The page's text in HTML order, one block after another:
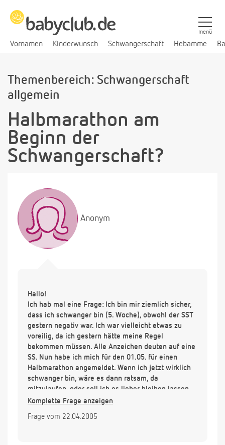
Vornamen Kinderwunsch Schwangerschaft Hebamme
menü
Themenbereich: Schwangerschaft
allgemein
Halbmarathon am
Beginn der
Schwangerschaft?
Anonym
Hallo!
Ich hab mal eine Frage: Ich bin mir ziemlich sicher,
dass ich schwanger bin (5. Woche), obwohl der SST
gestern negativ war. Ich war vielleicht etwas zu
voreilig, da ich gestern hätte meine Regel
bekommen müssen. Alle Anzeichen deuten auf eine
SS. Nun habe ich mich für den 01.05. für einen
Halbmarathon angemeldet. Wenn ich jetzt wirklich
schwanger bin, wäre es dann ratsam, da
mitzulaufen, oder soll ich es lieber bleiben lassen
(das Tempo ist ja dann sehr hoch, der Puls geht bis
Komplette Frage anzeigen
Frage vom 22.04.2005